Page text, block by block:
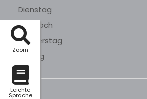
Zoom
Leichte
Sprache
Dienstag
Mittwoch
Donnerstag
Freitag